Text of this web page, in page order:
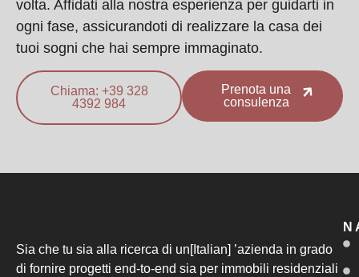
volta. Affidati alla nostra esperienza per guidarti in
ogni fase, assicurandoti di realizzare la casa dei
tuoi sogni che hai sempre immaginato.
Prenota una
consulenza
Chiama: +39 328
4392 984
Sia che tu sia alla ricerca di un[Italian] ’azienda in grado
di fornire progetti end-to-end sia per immobili residenziali